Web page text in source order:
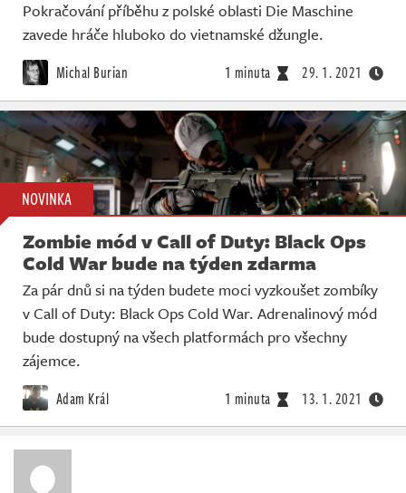
Pokračování příběhu z polské oblasti Die Maschine
zavede hráče hluboko do vietnamské džungle.
Michal Burian 1 minuta 29. 1. 2021
NOVINKA
Zombie mód v Call of Duty: Black Ops
Cold War bude na týden zdarma
Za pár dnů si na týden budete moci vyzkoušet zombíky
v Call of Duty: Black Ops Cold War. Adrenalinový mód
bude dostupný na všech platformách pro všechny
zájemce.
Adam Král 1 minuta 13. 1. 2021